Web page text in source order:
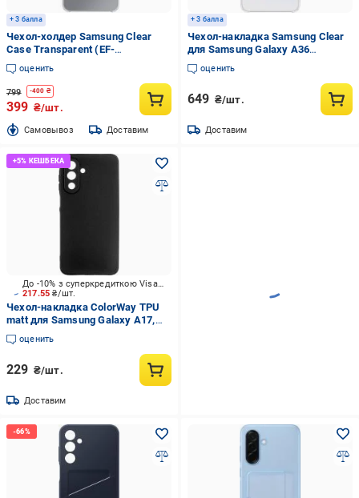
+ 3 балла
Чехол-холдер Samsung Clear
Case Transparent (EF-
QA176CTEGWW) для A17
оценить
799 -400 ₴
399 ₴/шт.
Cамовывоз Доставим
+ 3 балла
Чехол-накладка Samsung Clear
для Samsung Galaxy A36
Transparancy (EF-
QA366CTEGWW)
оценить
649 ₴/шт.
Доставим
217.55₴/шт.
До -10% з суперкредиткою Visa Вигода
Чехол-накладка ColorWay TPU
matt для Samsung Galaxy A17,
черный (CW-CTMSGA175-BK)
оценить
229 ₴/шт.
Доставим